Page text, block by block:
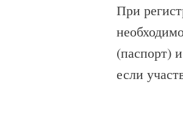
При
(паспорт)
если